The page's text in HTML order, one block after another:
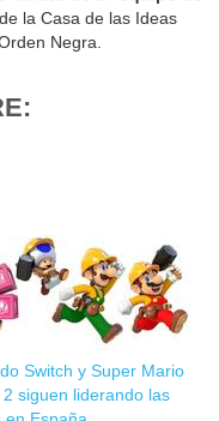
la Casa de las Ideas
Negra.
Switch y Super Mario
2 siguen liderando las